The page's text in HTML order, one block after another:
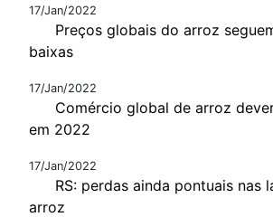
17/Jan/2022
Preços globais do arroz
baixas
17/Jan/2022
Comércio global de arroz
em 2022
17/Jan/2022
RS: perdas ainda pontuais nas
arroz